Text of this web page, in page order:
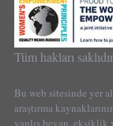
Tüm hakları
Bu web sitesinde yer
araştırma
yanlış beyan, eksiklik